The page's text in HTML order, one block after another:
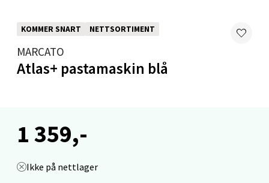
KOMMER SNART NETTSORTIMENT
MARCATO
Atlas+ pastamaskin blå
1 359,-
Ikke på nettlager
0 i butikk
Skarvøyveien 55, 4517 Mandal
Åpent i dag 10-18